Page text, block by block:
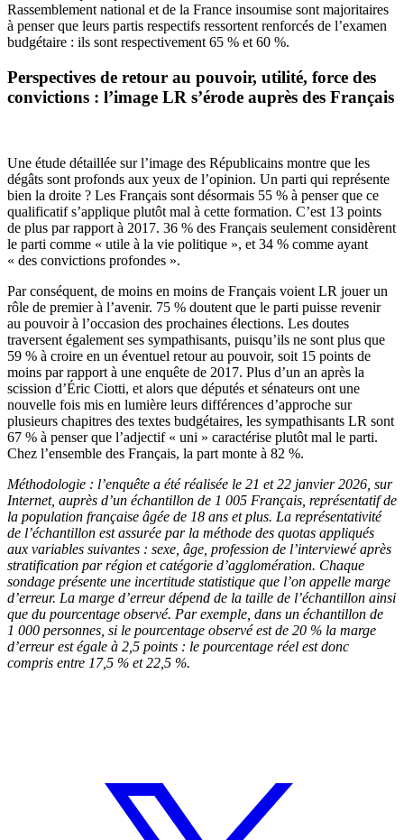
Rassemblement national et de la France insoumise sont majoritaires
à penser que leurs partis respectifs ressortent renforcés de l’examen
budgétaire : ils sont respectivement 65 % et 60 %.
Perspectives de retour au pouvoir, utilité, force des
convictions : l’image LR s’érode auprès des Français
Une étude détaillée sur l’image des Républicains montre que les
dégâts sont profonds aux yeux de l’opinion. Un parti qui représente
bien la droite ? Les Français sont désormais 55 % à penser que ce
qualificatif s’applique plutôt mal à cette formation. C’est 13 points
de plus par rapport à 2017. 36 % des Français seulement considèrent
le parti comme « utile à la vie politique », et 34 % comme ayant
« des convictions profondes ».
Par conséquent, de moins en moins de Français voient LR jouer un
rôle de premier à l’avenir. 75 % doutent que le parti puisse revenir
au pouvoir à l’occasion des prochaines élections. Les doutes
traversent également ses sympathisants, puisqu’ils ne sont plus que
59 % à croire en un éventuel retour au pouvoir, soit 15 points de
moins par rapport à une enquête de 2017. Plus d’un an après la
scission d’Éric Ciotti, et alors que députés et sénateurs ont une
nouvelle fois mis en lumière leurs différences d’approche sur
plusieurs chapitres des textes budgétaires, les sympathisants LR sont
67 % à penser que l’adjectif « uni » caractérise plutôt mal le parti.
Chez l’ensemble des Français, la part monte à 82 %.
Méthodologie : l’enquête a été réalisée le 21 et 22 janvier 2026, sur
Internet, auprès d’un échantillon de 1 005 Français, représentatif de
la population française âgée de 18 ans et plus. La représentativité
de l’échantillon est assurée par la méthode des quotas appliqués
aux variables suivantes : sexe, âge, profession de l’interviewé après
stratification par région et catégorie d’agglomération. Chaque
sondage présente une incertitude statistique que l’on appelle marge
d’erreur. La marge d’erreur dépend de la taille de l’échantillon ainsi
que du pourcentage observé. Par exemple, dans un échantillon de
1 000 personnes, si le pourcentage observé est de 20 % la marge
d’erreur est égale à 2,5 points : le pourcentage réel est donc
compris entre 17,5 % et 22,5 %.